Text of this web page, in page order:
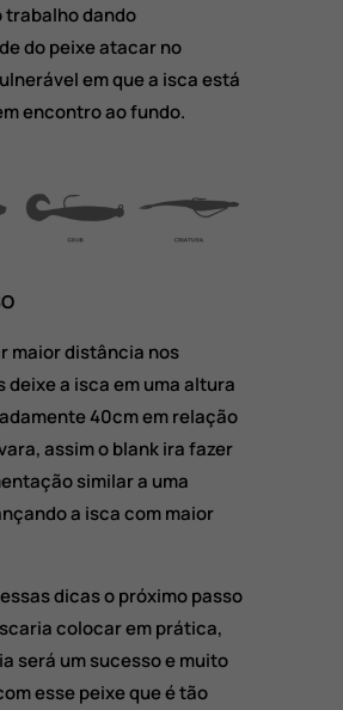
trabalho dando
do peixe atacar no
em que a isca está
encontro ao fundo.
maior distância nos
deixe a isca em uma altura
40cm em relação
assim o blank ira fazer
similar a uma
a isca com maior
dicas o próximo passo
colocar em prática,
será um sucesso e muito
esse peixe que é tão